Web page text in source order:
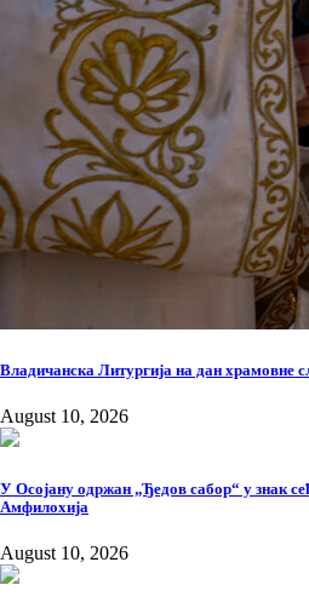
Владичанска Литургија на дан храмовне
August 10, 2026
У Осојану одржан „Ђедов сабор“ у знак
Амфилохија
August 10, 2026